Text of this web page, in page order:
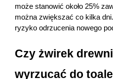
może stanowić około 25%
można zwiększać co kilka
ryzyko odrzucenia nowego
Czy żwirek
wyrzucać do